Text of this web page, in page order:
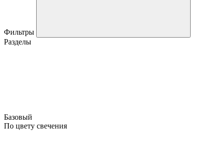
Фильтры
Разделы
Базовый
По цвету свечения